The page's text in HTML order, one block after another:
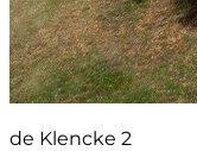
de Klencke 2